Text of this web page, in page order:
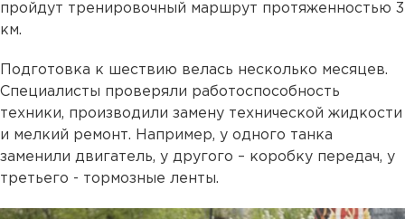
пройдут тренировочный маршрут протяженностью 3
км.
Подготовка к шествию велась несколько месяцев.
Специалисты проверяли работоспособность
техники, производили замену технической жидкости
и мелкий ремонт. Например, у одного танка
заменили двигатель, у другого – коробку передач, у
третьего - тормозные ленты.